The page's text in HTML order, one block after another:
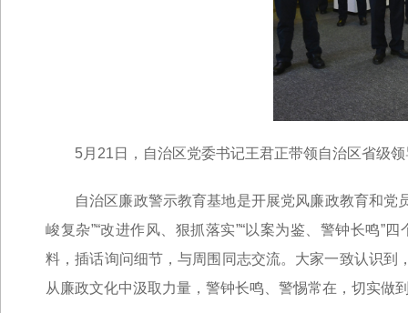
5月21日，自治区党委书记王君正带领自治区省级
自治区廉政警示教育基地是开展党风廉政教育和党
峻复杂”“改进作风、狠抓落实”“以案为鉴、警钟长鸣”
料，插话询问细节，与周围同志交流。大家一致认识
从廉政文化中汲取力量，警钟长鸣、警惕常在，切实做